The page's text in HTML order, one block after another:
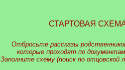
СТАРТОВАЯ
Отбросьте рассказы
которые проходят по
Заполните схему (поиск по отцовской